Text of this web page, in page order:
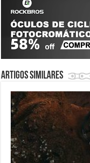
Artigos similares